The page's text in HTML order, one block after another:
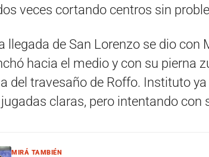
veces cortando centros sin
llegada de San Lorenzo se dio con
hacia el medio y con su pierna
del travesaño de Roffo. Instituto
claras, pero intentando con
MIRÁ TAMBIÉN